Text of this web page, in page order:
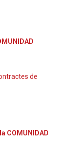
de
COMUNIDAD